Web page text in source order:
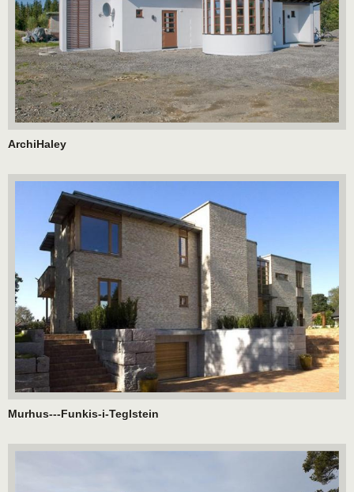
ArchiHaley
Murhus---Funkis-i-Teglstein